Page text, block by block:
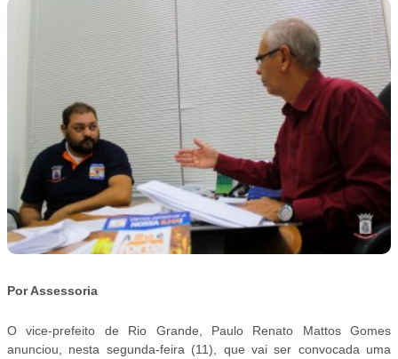
Por Assessoria
O vice-prefeito de Rio Grande, Paulo Renato Mattos Gomes
anunciou, nesta segunda-feira (11), que vai ser convocada uma